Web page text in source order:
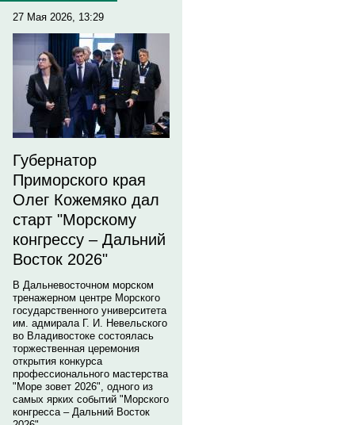
27 Мая 2026, 13:29
Губернатор
Приморского края
Олег Кожемяко дал
старт "Морскому
конгрессу – Дальний
Восток 2026"
В Дальневосточном морском
тренажерном центре Морского
государственного университета
им. адмирала Г. И. Невельского
во Владивостоке состоялась
торжественная церемония
открытия конкурса
профессионального мастерства
"Море зовет 2026", одного из
самых ярких событий "Морского
конгресса – Дальний Восток